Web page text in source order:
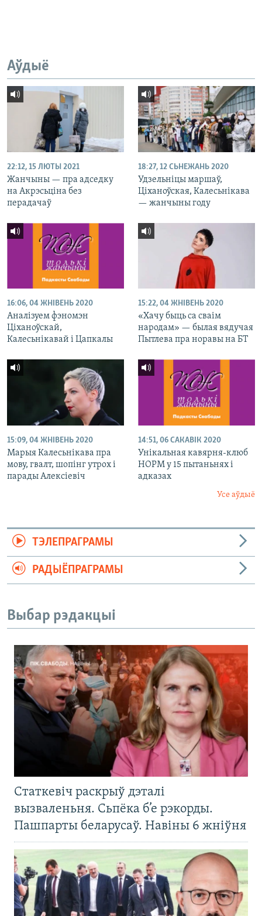
Аўдыё
22:12, 15 ЛЮТЫ 2021
Жанчыны — пра адседку
на Акрэсьціна без
перадачаў
18:27, 12 СЬНЕЖАНЬ 2020
Удзельніцы маршаў,
Ціханоўская, Калесьнікава
— жанчыны году
16:06, 04 ЖНІВЕНЬ 2020
Аналізуем фэномэн
Ціханоўскай,
Калесьнікавай і Цапкалы
15:22, 04 ЖНІВЕНЬ 2020
«Хачу быць са сваім
народам» — былая вядучая
Пытлева пра норавы на БТ
15:09, 04 ЖНІВЕНЬ 2020
Марыя Калесьнікава пра
мову, гвалт, шопінг утрох і
парады Алексіевіч
14:51, 06 САКАВІК 2020
Унікальная кавярня-клюб
НОРМ у 15 пытаньнях і
адказах
Усе аўдыё
ТЭЛЕПРАГРАМЫ
РАДЫЁПРАГРАМЫ
Выбар рэдакцыі
Статкевіч раскрыў дэталі
вызваленьня. Сьпёка б’е рэкорды.
Пашпарты беларусаў. Навіны 6 жніўня